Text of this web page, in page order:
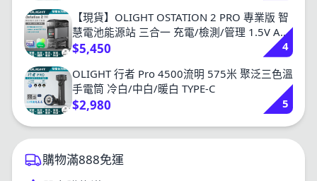
【現貨】OLIGHT OSTATION 2 PRO 專業版 智
慧電池能源站 三合一 充電/檢測/管理 1.5V AA
鋰電池 鎳氫 AA /AAA
$5,450
4
OLIGHT 行者 Pro 4500流明 575米 聚泛三色溫
手電筒 冷白/中白/暖白 TYPE-C
$2,980 5
購物滿888免運